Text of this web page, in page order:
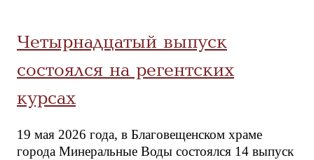
Четырнадцатый выпуск
состоялся на регентских
курсах
19 мая 2026 года, в Благовещенском храме
города Минеральные Воды состоялся 14 выпуск